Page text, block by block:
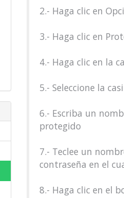
2.- Haga clic en
3.- Haga clic en
4.- Haga clic en la
5.- Seleccione la
6.- Escriba un
protegido
7.- Teclee un
contraseña en el
8.- Haga clic en el